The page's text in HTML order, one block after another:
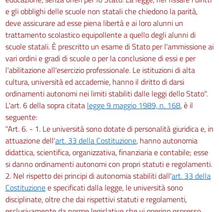
e gli obblighi delle scuole non statali che chiedono la parità,
deve assicurare ad esse piena libertà e ai loro alunni un
trattamento scolastico equipollente a quello degli alunni di
scuole statali. È prescritto un esame di Stato per l'ammissione ai
vari ordini e gradi di scuole o per la conclusione di essi e per
l'abilitazione all'esercizio professionale. Le istituzioni di alta
cultura, università ed accademie, hanno il diritto di darsi
ordinamenti autonomi nei limiti stabiliti dalle leggi dello Stato".
L'art. 6 della sopra citata legge 9 maggio 1989, n. 168, è il
seguente:
"Art. 6. - 1. Le università sono dotate di personalità giuridica e, in
attuazione dell'art. 33 della Costituzione, hanno autonomia
didattica, scientifica, organizzativa, finanziaria e contabile; esse
si danno ordinamenti autonomi con propri statuti e regolamenti.
2. Nel rispetto dei principi di autonomia stabiliti dall'art. 33 della
Costituzionee specificati dalla legge, le università sono
disciplinate, oltre che dai rispettivi statuti e regolamenti,